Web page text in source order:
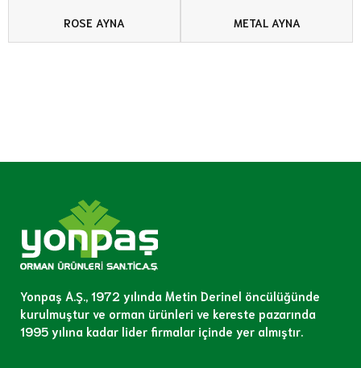
ROSE AYNA METAL AYNA
Yonpaş A.Ş., 1972 yılında Metin Derinel öncülüğünde
kurulmuştur ve orman ürünleri ve kereste pazarında
1995 yılına kadar lider firmalar içinde yer almıştır.